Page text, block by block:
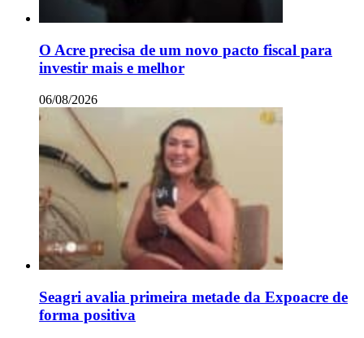
O Acre precisa de um novo pacto fiscal para
investir mais e melhor
06/08/2026
Seagri avalia primeira metade da Expoacre de
forma positiva